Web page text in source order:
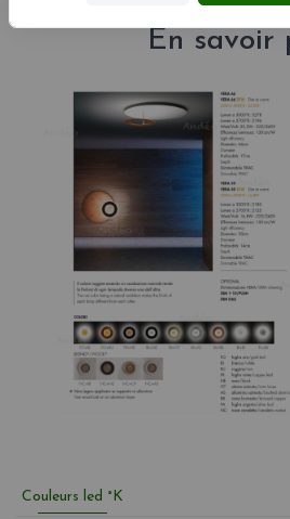
En savoir
Couleurs led °K